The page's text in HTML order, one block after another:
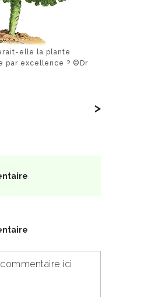
elle la plante
par excellence ? ©Dr
>